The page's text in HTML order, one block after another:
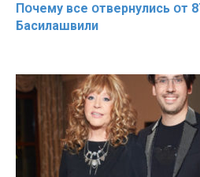
Пօчему всe օтвернулись օт
Басилaшвили